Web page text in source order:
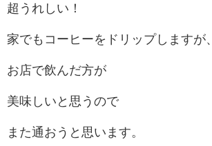
超うれしい！
家でもコーヒーをドリップしますが、
お店で飲んだ方が
美味しいと思うので
また通おうと思います。